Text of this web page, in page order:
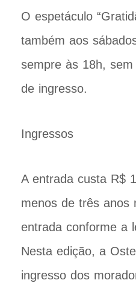
O espetáculo
também aos
sempre às 18h, sem
de ingresso.
Ingressos
A entrada custa R$
menos de três anos
entrada conforme a
Nesta edição, a
ingresso dos